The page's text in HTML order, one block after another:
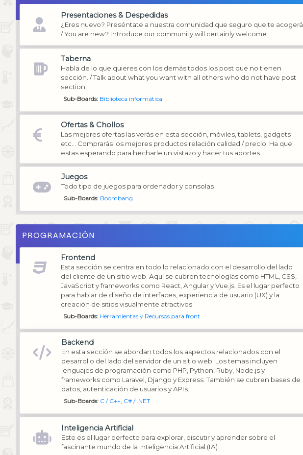
Presentaciones & Despedidas
¿Eres nuevo? Preséntate a nuestra comunidad que seguro que te acogerá
/ You are new? Introduce our community will certainly welcome
Taberna
Habla de lo que quieres con los demás todos los post que no tienen
sección. / Talk about what you want with all others who do not have post
section.
Sub-Boards Biblioteca informática
Ofertas & Chollos
Las mejores ofertas las verás en esta sección, móviles, tablets, gadgets
etc... Comprarás los mejores productos relación calidad / precio. Ha que
estas esperando para hecharle un vistazo y hacer tus aportes.
Juegos
Todo tipo de juegos para ordenador y consolas
Sub-Boards Boombang
PROGRAMACIÓN
Frontend
Esta sección se centra en todo lo relacionado con el desarrollo del lado
del cliente de un sitio web. Aquí se cubren tecnologías como HTML, CSS,
JavaScript y frameworks como React, Angular y Vue.js. Es el lugar perfecto
para hablar de diseño de interfaces, experiencia de usuario (UX) y la
creación de sitios visualmente atractivos.
Sub-Boards Herramientas y Recursos para front
Backend
En esta sección se abordan todos los aspectos relacionados con el
desarrollo del lado del servidor de un sitio web. Los temas incluyen
lenguajes de programación como PHP, Python, Ruby, Node.js y
frameworks como Laravel, Django y Express. También se cubren bases de
datos, autenticación de usuarios y APIs.
Sub-Boards C / C++ C# / .NET
Inteligencia Artificial
Este es el lugar perfecto para explorar, discutir y aprender sobre el
fascinante mundo de la Inteligencia Artificial (IA)